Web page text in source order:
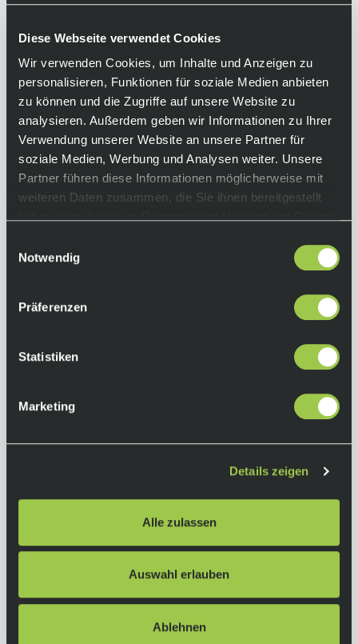
Diese Webseite verwendet Cookies
Wir verwenden Cookies, um Inhalte und Anzeigen zu
personalisieren, Funktionen für soziale Medien anbieten
zu können und die Zugriffe auf unsere Website zu
analysieren. Außerdem geben wir Informationen zu Ihrer
Verwendung unserer Website an unsere Partner für
soziale Medien, Werbung und Analysen weiter. Unsere
Partner führen diese Informationen möglicherweise mit
weiteren Daten zusammen, die Sie ihnen bereitgestellt
Notwendig
Präferenzen
Statistiken
Marketing
Details zeigen
Alle zulassen
Auswahl erlauben
Ablehnen
499,00 € inkl. 19% Mwst.
Auf Lager.
Art.-Nr.: P108669
In den Warenkorb
Scott Aspect 940 Granite Black Red
Auf Lager.